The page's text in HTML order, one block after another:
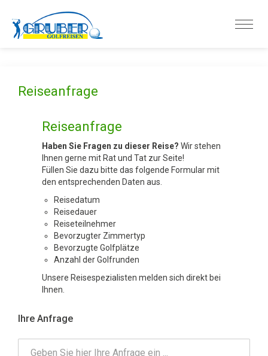
Reiseanfrage
Reiseanfrage
Haben Sie Fragen zu dieser Reise? Wir stehen
Ihnen gerne mit Rat und Tat zur Seite!
Füllen Sie dazu bitte das folgende Formular mit
den entsprechenden Daten aus.
Reisedatum
Reisedauer
Reiseteilnehmer
Bevorzugter Zimmertyp
Bevorzugte Golfplätze
Anzahl der Golfrunden
Unsere Reisespezialisten melden sich direkt bei
Ihnen.
Ihre Anfrage